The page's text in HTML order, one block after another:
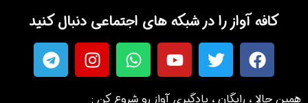
کافه آواز را در شبکه های اجتماعی دنبال کنید
همین حالا ، رایگان ، یادگیری آواز رو شروع کن :